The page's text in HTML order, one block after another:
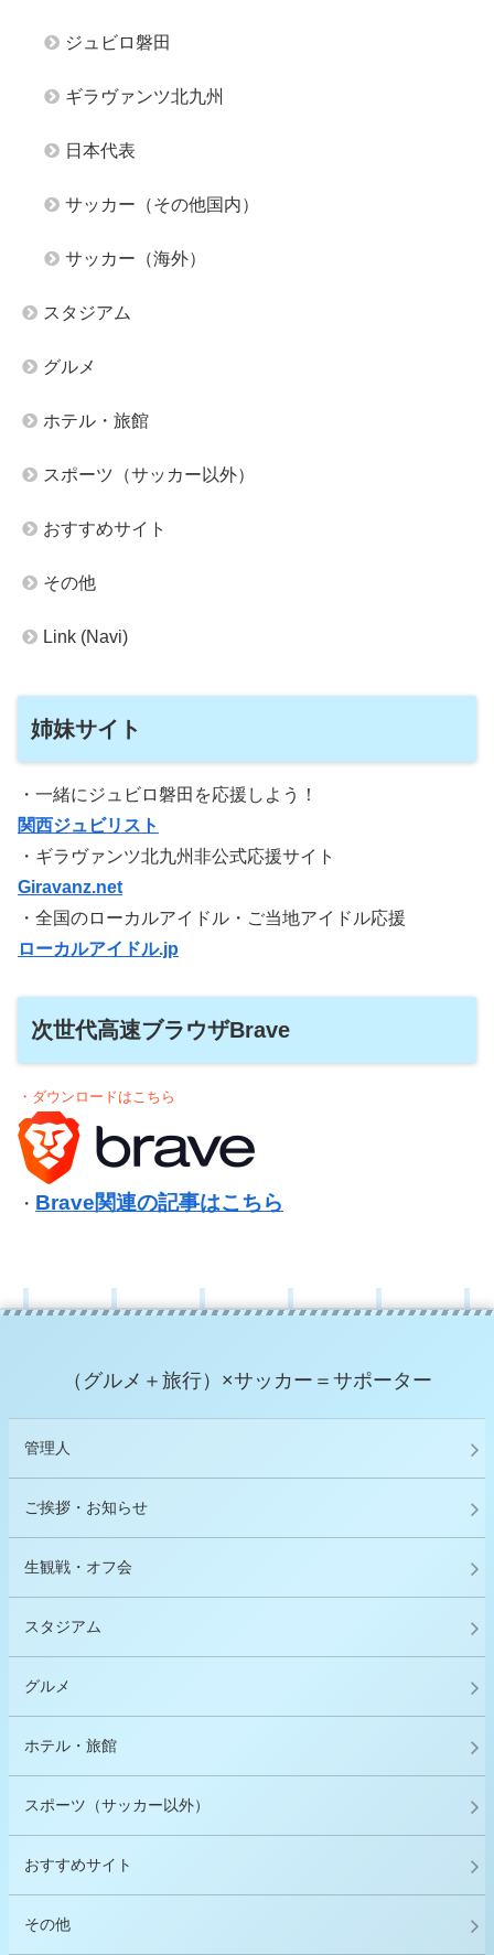
ジュビロ磐田
ギラヴァンツ北九州
日本代表
サッカー（その他国内）
サッカー（海外）
スタジアム
グルメ
ホテル・旅館
スポーツ（サッカー以外）
おすすめサイト
その他
Link (Navi)
姉妹サイト
・一緒にジュビロ磐田を応援しよう！
関西ジュビリスト
・ギラヴァンツ北九州非公式応援サイト
Giravanz.net
・全国のローカルアイドル・ご当地アイドル応援
ローカルアイドル.jp
次世代高速ブラウザBrave
・ダウンロードはこちら
・ Brave関連の記事はこちら
（グルメ＋旅行）×サッカー＝サポーター
管理人
ご挨拶・お知らせ
生観戦・オフ会
スタジアム
グルメ
ホテル・旅館
スポーツ（サッカー以外）
おすすめサイト
その他